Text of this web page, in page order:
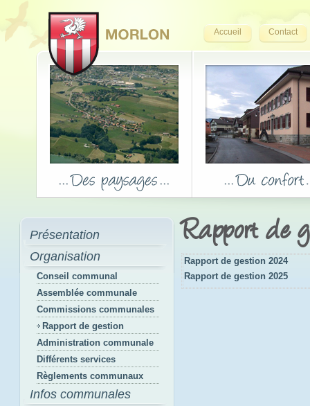
Accueil Contact
Présentation
Organisation
Conseil communal
Assemblée communale
Commissions communales
Rapport de gestion
Administration communale
Différents services
Règlements communaux
Infos communales
Rapport de
Rapport de gestion 2024
Rapport de gestion 2025